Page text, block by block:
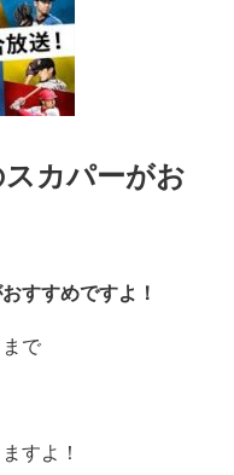
カパーがお
すすめですよ！
で
すよ！